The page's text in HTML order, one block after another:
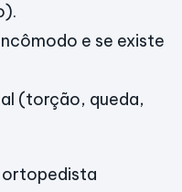
e se existe
(torção, queda,
ortopedista